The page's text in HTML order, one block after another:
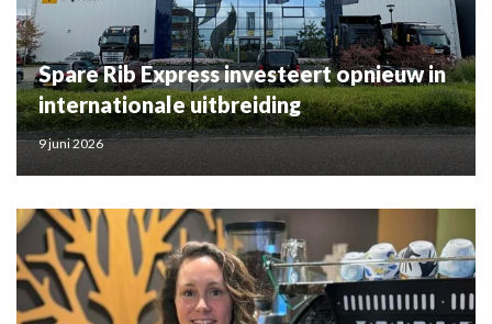
Spare Rib Express investeert opnieuw in
internationale uitbreiding
9 juni 2026